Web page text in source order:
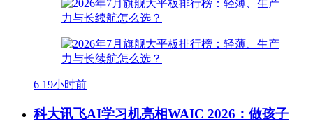
6 19小时前
科大讯飞AI学习机亮相WAIC 2026：做孩子